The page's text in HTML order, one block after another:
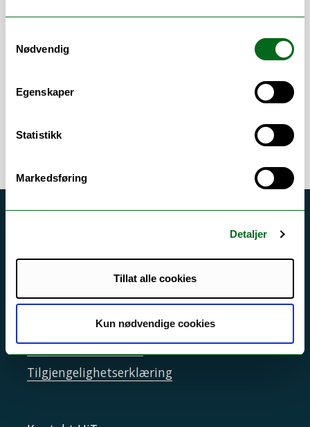
Nødvendig
Egenskaper
Statistikk
Markedsføring
Detaljer
Tillat alle cookies
Kun nødvendige cookies
Professor i Farmakologi og gruppeleder
Farmakologi
Driftsmeldinger
Personvern ved UiT
Sikkerhet, beredskap og personvern
Informasjonskapsler
Tilgjengelighetserklæring